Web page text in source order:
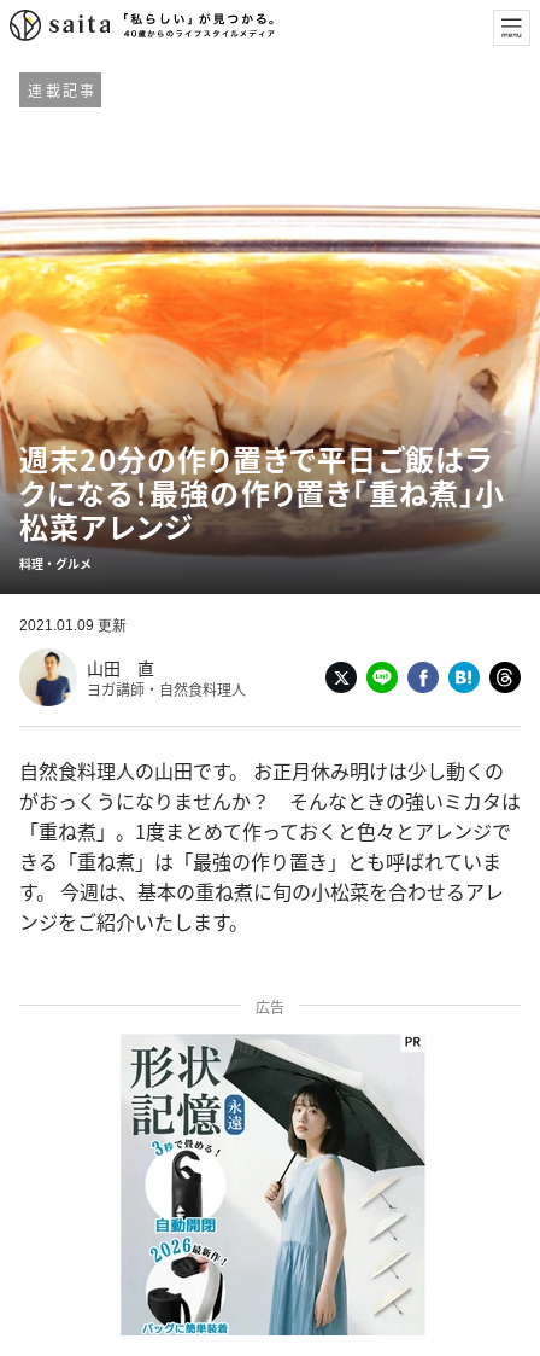
連載記事
週末20分の作り置きで平日ご飯はラ
クになる！最強の作り置き「重ね煮」小
松菜アレンジ
料理・グルメ
2021.01.09 更新
山田 直
ヨガ講師・自然食料理人
自然食料理人の山田です。 お正月休み明けは少し動くの
がおっくうになりませんか？ そんなときの強いミカタは
「重ね煮」。1度まとめて作っておくと色々とアレンジで
きる「重ね煮」は「最強の作り置き」とも呼ばれていま
す。 今週は、基本の重ね煮に旬の小松菜を合わせるアレ
ンジをご紹介いたします。
広告